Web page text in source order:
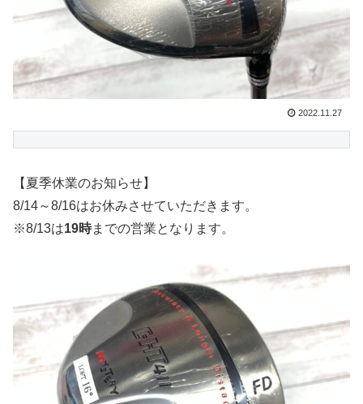
2022.11.27
【夏季休業のお知らせ】
8/14～8/16はお休みさせていただきます。
※8/13は19時までの営業となります。